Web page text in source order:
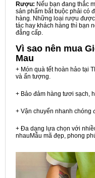
Rượu: Nếu bạn đang thắc
sản phẩm bắt buộc phải có
hàng. Những loại rượu
tác hay khách hàng thì bạn
đẳng cấp.
Vì sao nên mua
Mau
+ Món quà tết hoàn hảo tại
và ấn tượng.
+ Bảo đảm hàng tươi sạch,
+ Vận chuyển nhanh chóng
+ Đa dạng lựa chọn với
nhauMẫu mã đẹp, phong